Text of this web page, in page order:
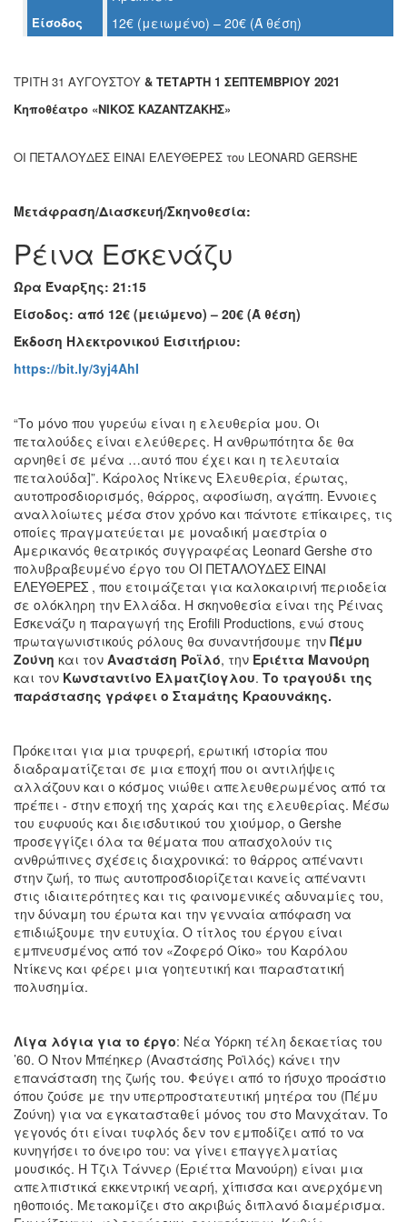
ΤΟΠΟΣ
ΜΑΣ
Είσοδος 12€ (μειωμένο) – 20€ (Ά θέση)
ΤΡΙΤΗ 31 ΑΥΓΟΥΣΤΟΥ & ΤΕΤΑΡΤΗ 1 ΣΕΠΤΕΜΒΡΙΟΥ 2021
Κηποθέατρο «ΝΙΚΟΣ ΚΑΖΑΝΤΖΑΚΗΣ»
ΟΙ ΠΕΤΑΛΟΥΔΕΣ ΕΙΝΑΙ ΕΛΕΥΘΕΡΕΣ του LEONARD GERSHE
Μετάφραση/Διασκευή/Σκηνοθεσία:
Ρέινα Εσκενάζυ
Ώρα Έναρξης: 21:15
Είσοδος: από 12€ (μειώμενο) – 20€ (Ά θέση)
Έκδοση Ηλεκτρονικού Εισιτήριου:
https://bit.ly/3yj4AhI
“Το μόνο που γυρεύω είναι η ελευθερία μου. Οι
πεταλούδες είναι ελεύθερες. Η ανθρωπότητα δε θα
αρνηθεί σε μένα …αυτό που έχει και η τελευταία
πεταλούδα]”. Κάρολος Ντίκενς Ελευθερία, έρωτας,
αυτοπροσδιορισμός, θάρρος, αφοσίωση, αγάπη. Έννοιες
αναλλοίωτες μέσα στον χρόνο και πάντοτε επίκαιρες, τις
οποίες πραγματεύεται με μοναδική μαεστρία ο
Αμερικανός θεατρικός συγγραφέας Leonard Gershe στο
πολυβραβευμένο έργο του ΟΙ ΠΕΤΑΛΟΥΔΕΣ ΕΙΝΑΙ
ΕΛΕΥΘΕΡΕΣ , που ετοιμάζεται για καλοκαιρινή περιοδεία
σε ολόκληρη την Ελλάδα. Η σκηνοθεσία είναι της Ρέινας
Εσκενάζυ η παραγωγή της Erofili Productions, ενώ στους
πρωταγωνιστικούς ρόλους θα συναντήσουμε την Πέμυ
Ζούνη και τον Αναστάση Ροϊλό, την Εριέττα Μανούρη
και τον Κωνσταντίνο Ελματζίογλου. Το τραγούδι της
παράστασης γράφει ο Σταμάτης Κραουνάκης.
Πρόκειται για μια τρυφερή, ερωτική ιστορία που
διαδραματίζεται σε μια εποχή που οι αντιλήψεις
αλλάζουν και ο κόσμος νιώθει απελευθερωμένος από τα
πρέπει - στην εποχή της χαράς και της ελευθερίας. Μέσω
του ευφυούς και διεισδυτικού του χιούμορ, ο Gershe
προσεγγίζει όλα τα θέματα που απασχολούν τις
ανθρώπινες σχέσεις διαχρονικά: το θάρρος απέναντι
στην ζωή, το πως αυτοπροσδιορίζεται κανείς απέναντι
στις ιδιαιτερότητες και τις φαινομενικές αδυναμίες του,
την δύναμη του έρωτα και την γενναία απόφαση να
επιδιώξουμε την ευτυχία. Ο τίτλος του έργου είναι
εμπνευσμένος από τον «Ζοφερό Οίκο» του Καρόλου
Ντίκενς και φέρει μια γοητευτική και παραστατική
πολυσημία.
Λίγα λόγια για το έργο: Νέα Υόρκη τέλη δεκαετίας του
’60. Ο Ντον Μπέηκερ (Αναστάσης Ροϊλός) κάνει την
επανάσταση της ζωής του. Φεύγει από το ήσυχο προάστιο
όπου ζούσε με την υπερπροστατευτική μητέρα του (Πέμυ
Ζούνη) για να εγκατασταθεί μόνος του στο Μανχάταν. Το
γεγονός ότι είναι τυφλός δεν τον εμποδίζει από το να
κυνηγήσει το όνειρο του: να γίνει επαγγελματίας
μουσικός. Η Τζιλ Τάννερ (Εριέττα Μανούρη) είναι μια
απελπιστικά εκκεντρική νεαρή, χίπισσα και ανερχόμενη
ηθοποιός. Μετακομίζει στο ακριβώς διπλανό διαμέρισμα.